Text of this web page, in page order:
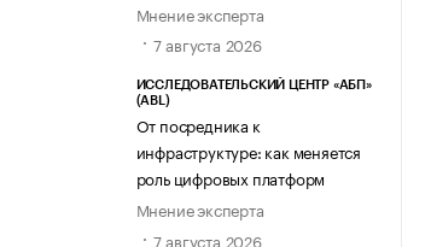
Мнение эксперта
7 августа 2026
ИССЛЕДОВАТЕЛЬСКИЙ ЦЕНТР «АБП»
(ABL)
От посредника к
инфраструктуре: как меняется
роль цифровых платформ
Мнение эксперта
7 августа 2026